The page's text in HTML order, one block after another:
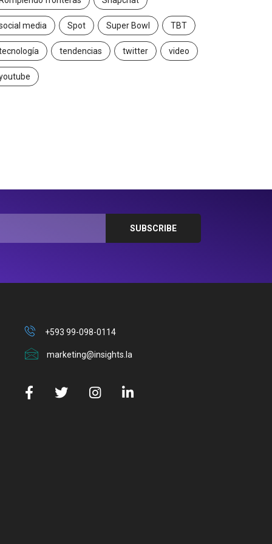
media Spot Super Bowl TBT
tendencias twitter video
+593 99-098-0114
marketing@insights.la